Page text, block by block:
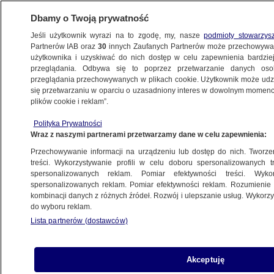
WARSZAWA
OKOLICE
wojny światowej na działce 47-latka
30.10.2024, 12:22
Udostępnij
Dbamy o Twoją prywatność
Jeśli użytkownik wyrazi na to zgodę, my, naszepodmioty
Partnerów IAB oraz30 innych Zaufanych Partnerów może
użytkownika i uzyskiwać do nich dostęp w celu zapewnienia
przeglądania. Odbywa się to poprzez przetwarzanie danych
przeglądania przechowywanych w plikach cookie. Użytkownik może
się przetwarzaniu w oparciu o uzasadniony interes w dowolnym
plików cookie i reklam”.
Polityka Prywatności
Wraz z naszymi partnerami przetwarzamy dane w celu zapewnienia:
Przechowywanie informacji na urządzeniu lub dostęp do nich.
treści. Wykorzystywanie profili w celu doboru spersonalizowanych
spersonalizowanych reklam. Pomiar efektywności treści.
spersonalizowanych reklam. Pomiar efektywności reklam.
kombinacji danych z różnych źródeł. Rozwój i ulepszanie usług.
do wyboru reklam.
Lista partnerów (dostawców)
Akceptuję